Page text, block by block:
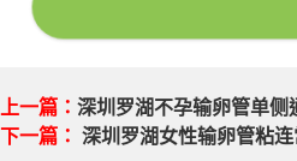
上一篇：深圳罗湖不孕输卵管单侧
下一篇： 深圳罗湖女性输卵管粘